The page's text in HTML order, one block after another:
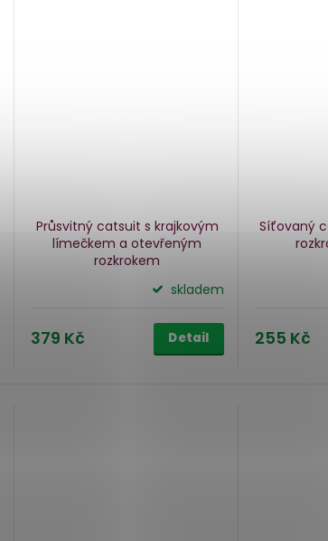
Průsvitný catsuit s krajkovým
límečkem a otevřeným
rozkrokem
skladem
379 Kč Detail
Síťovaný
255 Kč